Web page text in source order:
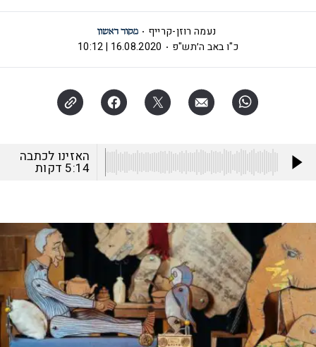
נעמה רוזן-קרייף
כ"ו באב ה׳תש"פ
16.08.2020 | 10:12
האזינו לכתבה
5:14 דקות